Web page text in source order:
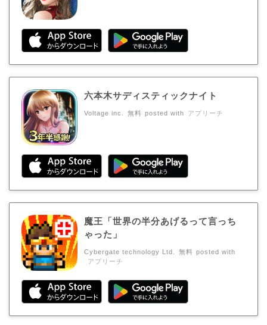
六本木サディスティックナイト
Voltage inc. 無料 posted with アプリーチ
魔王「世界の半分あげるって言っち
ゃった」
Cybergate technology Ltd. 無料 posted with
アプリーチ